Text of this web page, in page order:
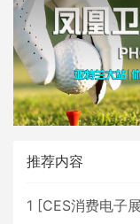
推荐内容
1 [CES消费电子